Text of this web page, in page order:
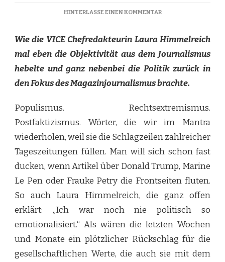
HINTERLASSE EINEN KOMMENTARZU
ÜBER
SEX
MEHR
SIND
CLICKBAIT
Wie die VICE Chefredakteurin Laura Himmelreich
mal eben die Objektivität aus dem Journalismus
hebelte und ganz nebenbei die Politik zurück in
den Fokus des Magazinjournalismus brachte.
Populismus. Rechtsextremismus.
Postfaktizismus. Wörter, die wir im Mantra
wiederholen, weil sie die Schlagzeilen zahlreicher
Tageszeitungen füllen. Man will sich schon fast
ducken, wenn Artikel über Donald Trump, Marine
Le Pen oder Frauke Petry die Frontseiten fluten.
So auch Laura Himmelreich, die ganz offen
erklärt: „Ich war noch nie politisch so
emotionalisiert.“ Als wären die letzten Wochen
und Monate ein plötzlicher Rückschlag für die
gesellschaftlichen Werte, die auch sie mit dem